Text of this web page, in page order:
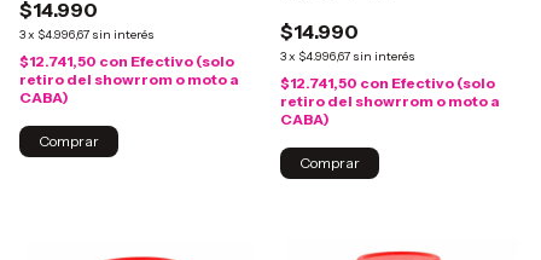
$14.990
3x $4.996,67 sin interés
$12.741,50 con Efectivo (solo
retiro del showrrom o moto a
CABA)
$14.990
3x $4.996,67 sin interés
$12.741,50 con Efectivo (solo
retiro del showrrom o moto a
CABA)